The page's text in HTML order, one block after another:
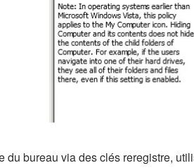
du bureau via des clés reregistre,